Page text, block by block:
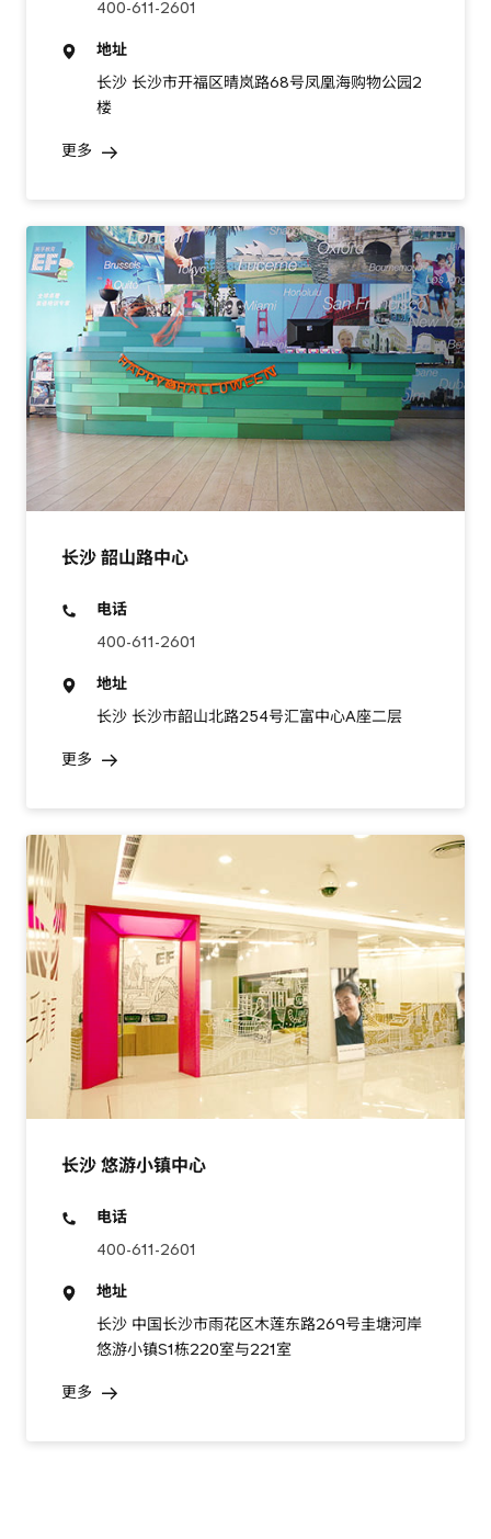
400-611-2601
地址
长沙 长沙市开福区晴岚路68号凤凰海购物公园2
楼
更多
长沙 韶山路中心
电话
400-611-2601
地址
长沙 长沙市韶山北路254号汇富中心A座二层
更多
长沙 悠游小镇中心
电话
400-611-2601
地址
长沙 中国长沙市雨花区木莲东路269号圭塘河岸
悠游小镇S1栋220室与221室
更多